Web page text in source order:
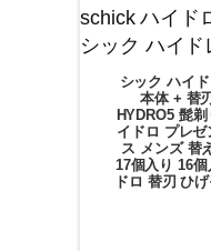
シック ハイ
本体 + 替
HYDRO5 髭
イドロ プレ
ス メンズ 替
17個入り 16
ドロ 替刃 ひ